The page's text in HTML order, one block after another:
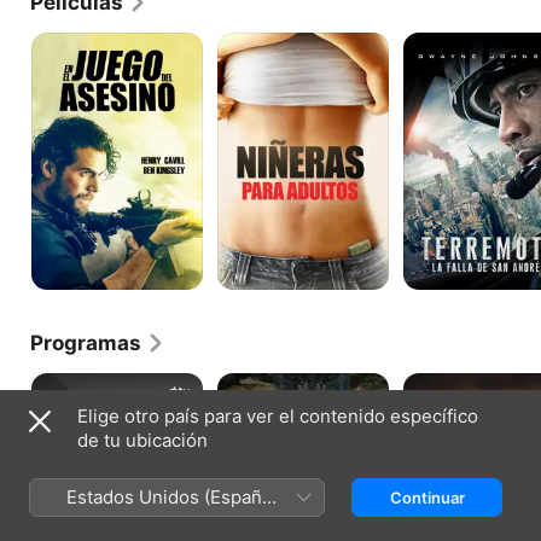
En
juego
del
asesino
Niñeras
para
adultos
Terremoto:
La
falla
de
San
Andrés
Programas
Carpool
la
The
Lotus
Las
de
Anne
Rice
Elige otro país para ver el contenido específico
de tu ubicación
Estados Unidos (Español
México)
Continuar